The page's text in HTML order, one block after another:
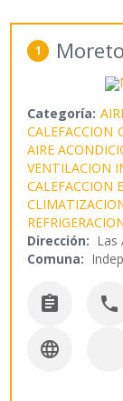
1
Categoría:
CALEFACCION
AIRE
VENTILACION
CALEFACCION
Dirección: Las
Comuna:
 
